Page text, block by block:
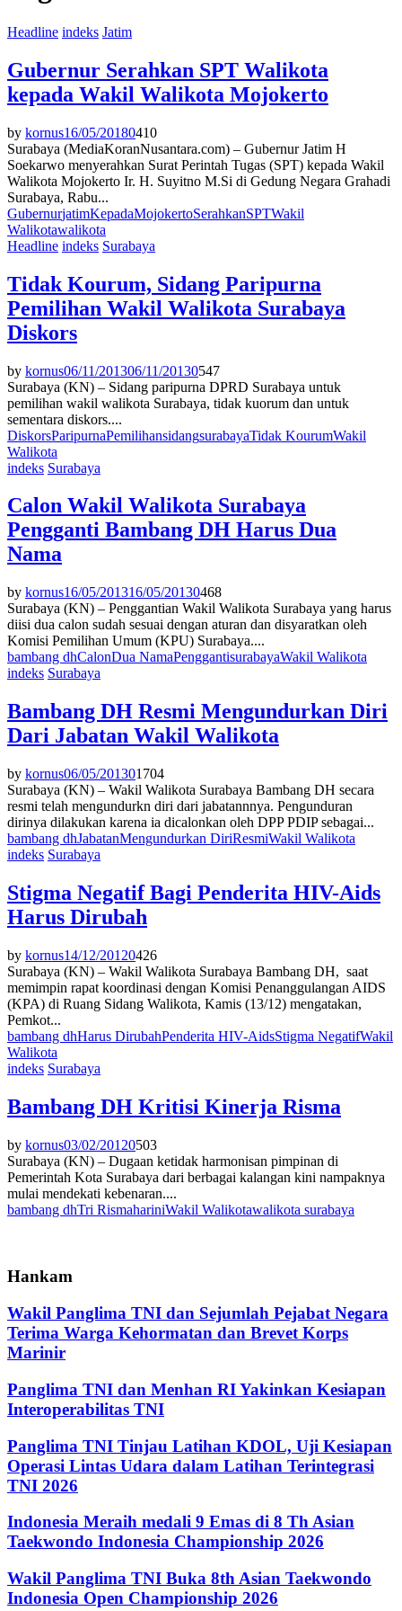
Headline indeks Jatim
Gubernur Serahkan SPT Walikota
kepada Wakil Walikota Mojokerto
by kornus16/05/20180410
Surabaya (MediaKoranNusantara.com) – Gubernur Jatim H
Soekarwo menyerahkan Surat Perintah Tugas (SPT) kepada Wakil
Walikota Mojokerto Ir. H. Suyitno M.Si di Gedung Negara Grahadi
Surabaya, Rabu...
GubernurjatimKepadaMojokertoSerahkanSPTWakil
Walikotawalikota
Headline indeks Surabaya
Tidak Kourum, Sidang Paripurna
Pemilihan Wakil Walikota Surabaya
Diskors
by kornus06/11/201306/11/20130547
Surabaya (KN) – Sidang paripurna DPRD Surabaya untuk
pemilihan wakil walikota Surabaya, tidak kuorum dan untuk
sementara diskors....
DiskorsParipurnaPemilihansidangsurabayaTidak KourumWakil
Walikota
indeks Surabaya
Calon Wakil Walikota Surabaya
Pengganti Bambang DH Harus Dua
Nama
by kornus16/05/201316/05/20130468
Surabaya (KN) – Penggantian Wakil Walikota Surabaya yang harus
diisi dua calon sudah sesuai dengan aturan dan disyaratkan oleh
Komisi Pemilihan Umum (KPU) Surabaya....
bambang dhCalonDua NamaPenggantisurabayaWakil Walikota
indeks Surabaya
Bambang DH Resmi Mengundurkan Diri
Dari Jabatan Wakil Walikota
by kornus06/05/201301704
Surabaya (KN) – Wakil Walikota Surabaya Bambang DH secara
resmi telah mengundurkn diri dari jabatannnya. Pengunduran
dirinya dilakukan karena ia dicalonkan oleh DPP PDIP sebagai...
bambang dhJabatanMengundurkan DiriResmiWakil Walikota
indeks Surabaya
Stigma Negatif Bagi Penderita HIV-Aids
Harus Dirubah
by kornus14/12/20120426
Surabaya (KN) – Wakil Walikota Surabaya Bambang DH, saat
memimpin rapat koordinasi dengan Komisi Penanggulangan AIDS
(KPA) di Ruang Sidang Walikota, Kamis (13/12) mengatakan,
Pemkot...
bambang dhHarus DirubahPenderita HIV-AidsStigma NegatifWakil
Walikota
indeks Surabaya
Bambang DH Kritisi Kinerja Risma
by kornus03/02/20120503
Surabaya (KN) – Dugaan ketidak harmonisan pimpinan di
Pemerintah Kota Surabaya dari berbagai kalangan kini nampaknya
mulai mendekati kebenaran....
bambang dhTri RismahariniWakil Walikotawalikota surabaya
Hankam
Wakil Panglima TNI dan Sejumlah Pejabat Negara
Terima Warga Kehormatan dan Brevet Korps
Marinir
Panglima TNI dan Menhan RI Yakinkan Kesiapan
Interoperabilitas TNI
Panglima TNI Tinjau Latihan KDOL, Uji Kesiapan
Operasi Lintas Udara dalam Latihan Terintegrasi
TNI 2026
Indonesia Meraih medali 9 Emas di 8 Th Asian
Taekwondo Indonesia Championship 2026
Wakil Panglima TNI Buka 8th Asian Taekwondo
Indonesia Open Championship 2026